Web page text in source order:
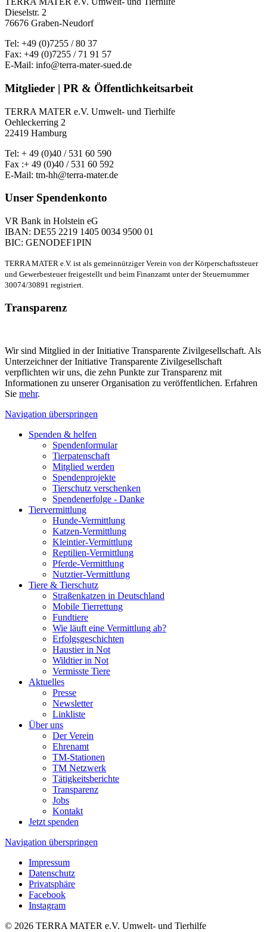
Dieselstr. 2
76676 Graben-Neudorf
Tel: +49 (0)7255 / 80 37
Fax: +49 (0)7255 / 71 91 57
E-Mail: info@terra-mater-sued.de
Mitglieder | PR & Öffentlichkeitsarbeit
TERRA MATER e.V. Umwelt- und Tierhilfe
Oehleckerring 2
22419 Hamburg
Tel: + 49 (0)40 / 531 60 590
Fax :+ 49 (0)40 / 531 60 592
E-Mail: tm-hh@terra-mater.de
Unser Spendenkonto
VR Bank in Holstein eG
IBAN: DE55 2219 1405 0034 9500 01
BIC: GENODEF1PIN
TERRA MATER e.V. ist als gemeinnütziger Verein von der Körperschaftssteuer
und Gewerbesteuer freigestellt und beim Finanzamt unter der Steuernummer
30074/30891 registriert.
Transparenz
Wir sind Mitglied in der Initiative Transparente Zivilgesellschaft. Als
Unterzeichner der Initiative Transparente Zivilgesellschaft
verpflichten wir uns, die zehn Punkte zur Transparenz mit
Informationen zu unserer Organisation zu veröffentlichen. Erfahren
Sie mehr.
Navigation überspringen
Spenden & helfen
Spendenformular
Tierpatenschaft
Mitglied werden
Spendenprojekte
Tierschutz verschenken
Spendenerfolge - Danke
Tiervermittlung
Hunde-Vermittlung
Katzen-Vermittlung
Kleintier-Vermittlung
Reptilien-Vermittlung
Pferde-Vermittlung
Nutztier-Vermittlung
Tiere & Tierschutz
Straßenkatzen in Deutschland
Mobile Tierrettung
Fundtiere
Wie läuft eine Vermittlung ab?
Erfolgsgeschichten
Haustier in Not
Wildtier in Not
Vermisste Tiere
Aktuelles
Presse
Newsletter
Linkliste
Über uns
Der Verein
Ehrenamt
TM-Stationen
TM Netzwerk
Tätigkeitsberichte
Transparenz
Jobs
Kontakt
Jetzt spenden
Navigation überspringen
Impressum
Datenschutz
Privatsphäre
Facebook
Instagram
© 2026 TERRA MATER e.V. Umwelt- und Tierhilfe